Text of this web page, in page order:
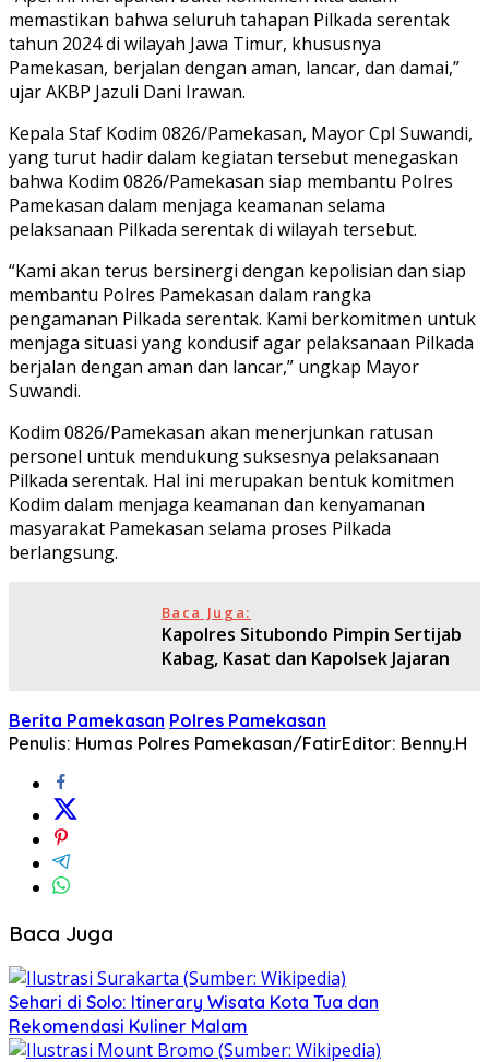
memastikan bahwa seluruh tahapan Pilkada serentak
tahun 2024 di wilayah Jawa Timur, khususnya
Pamekasan, berjalan dengan aman, lancar, dan damai,”
ujar AKBP Jazuli Dani Irawan.
Kepala Staf Kodim 0826/Pamekasan, Mayor Cpl Suwandi,
yang turut hadir dalam kegiatan tersebut menegaskan
bahwa Kodim 0826/Pamekasan siap membantu Polres
Pamekasan dalam menjaga keamanan selama
pelaksanaan Pilkada serentak di wilayah tersebut.
“Kami akan terus bersinergi dengan kepolisian dan siap
membantu Polres Pamekasan dalam rangka
pengamanan Pilkada serentak. Kami berkomitmen untuk
menjaga situasi yang kondusif agar pelaksanaan Pilkada
berjalan dengan aman dan lancar,” ungkap Mayor
Suwandi.
Kodim 0826/Pamekasan akan menerjunkan ratusan
personel untuk mendukung suksesnya pelaksanaan
Pilkada serentak. Hal ini merupakan bentuk komitmen
Kodim dalam menjaga keamanan dan kenyamanan
masyarakat Pamekasan selama proses Pilkada
berlangsung.
Baca Juga:
Kapolres Situbondo Pimpin Sertijab
Kabag, Kasat dan Kapolsek Jajaran
Berita Pamekasan Polres Pamekasan
Penulis: Humas Polres Pamekasan/FatirEditor: Benny.H
Baca Juga
Sehari di Solo: Itinerary Wisata Kota Tua dan
Rekomendasi Kuliner Malam